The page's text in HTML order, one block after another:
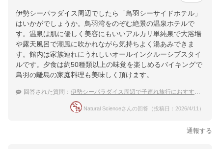
伊勢シーパラダイス周辺でしたら「鳥羽シーサイドホテル」
はいかがでしょうか。鳥羽湾をのぞむ絶景の温泉ホテルで
す。温泉は肌に優しく美容にもいいアルカリ単純泉で大浴場
や露天風呂で潮風に吹かれながら気持ちよく湯あみできま
す。館内は家族連れにうれしいオールインクルーシブスタイ
ルです。夕食は約50種類以上の味覚を楽しめるバイキングで
鳥羽の離島の家庭料理も美味しく頂けます。
回答された質問： 伊勢シーパラダイス周辺で子連れ旅行におすすめの温泉宿は？
Natural Scienceさんの回答（投稿日：2026/4/11）
通報する